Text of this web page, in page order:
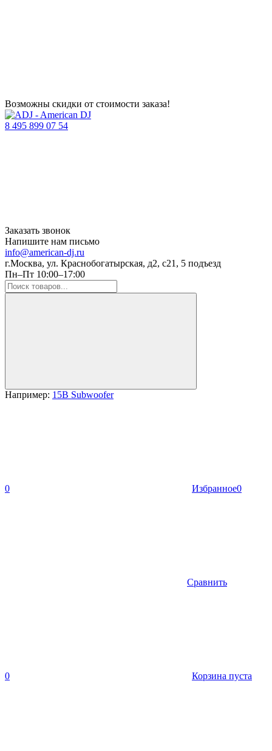
Возможны скидки от стоимости заказа!
8 495 899 07 54
Заказать звонок
Напишите нам письмо
info@american-dj.ru
г.Москва, ул. Краснобогатырская, д2, с21, 5 подъезд
Пн–Пт 10:00–17:00
Например: 15B Subwoofer
0 Избранное0
Сравнить
0 Корзина пуста